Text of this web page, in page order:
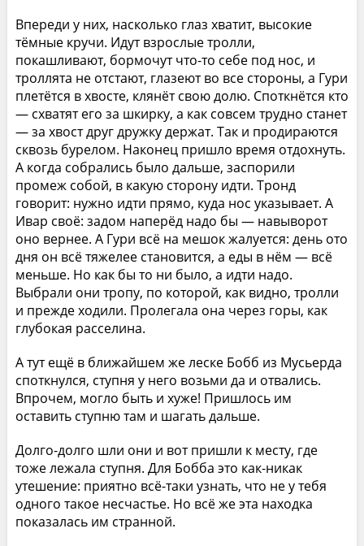
Впереди у них, насколько глаз хватит, высокие
тёмные кручи. Идут взрослые тролли,
покашливают, бормочут что-то себе под нос, и
троллята не отстают, глазеют во все стороны, а Гури
плетётся в хвосте, клянёт свою долю. Споткнётся кто
— схватят его за шкирку, а как совсем трудно станет
— за хвост друг дружку держат. Так и продираются
сквозь бурелом. Наконец пришло время отдохнуть.
А когда собрались было дальше, заспорили
промеж собой, в какую сторону идти. Тронд
говорит: нужно идти прямо, куда нос указывает. А
Ивар своё: задом наперёд надо бы — навыворот
оно вернее. А Гури всё на мешок жалуется: день ото
дня он всё тяжелее становится, а еды в нём — всё
меньше. Но как бы то ни было, а идти надо.
Выбрали они тропу, по которой, как видно, тролли
и прежде ходили. Пролегала она через горы, как
глубокая расселина.
А тут ещё в ближайшем же леске Бобб из Мусьерда
споткнулся, ступня у него возьми да и отвались.
Впрочем, могло быть и хуже! Пришлось им
оставить ступню там и шагать дальше.
Долго-долго шли они и вот пришли к месту, где
тоже лежала ступня. Для Бобба это как-никак
утешение: приятно всё-таки узнать, что не у тебя
одного такое несчастье. Но всё же эта находка
показалась им странной.